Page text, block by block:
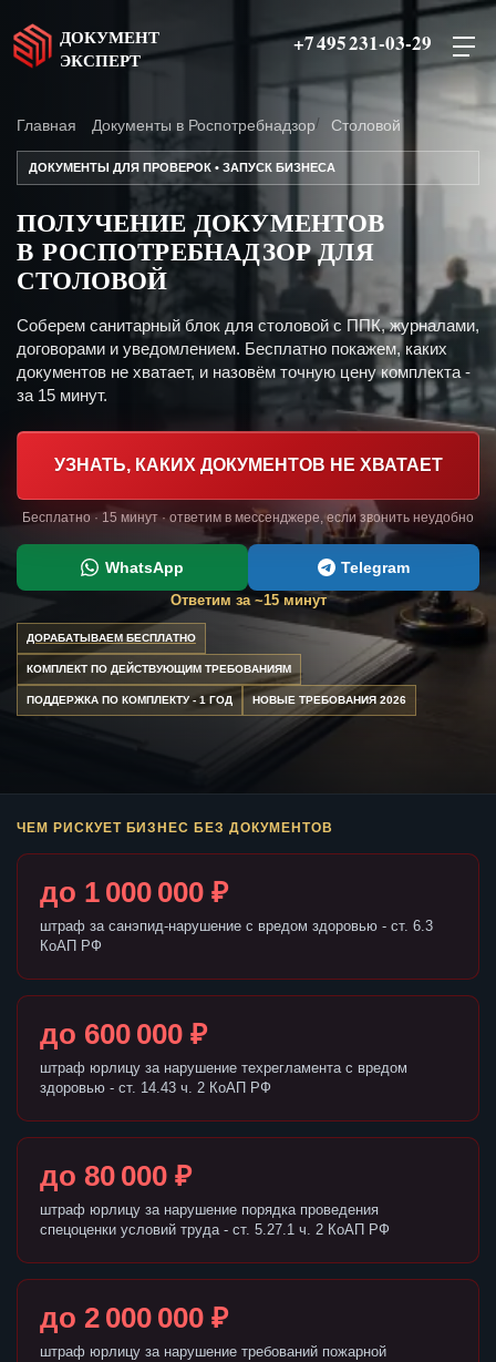
ДОКУМЕНТ
ЭКСПЕРТ
+7 495 231-03-29
Главная Документы в Роспотребнадзор Столовой
ДОКУМЕНТЫ ДЛЯ ПРОВЕРОК • ЗАПУСК БИЗНЕСА
ПОЛУЧЕНИЕ ДОКУМЕНТОВ
В РОСПОТРЕБНАДЗОР ДЛЯ
СТОЛОВОЙ
Соберем санитарный блок для столовой с ППК, журналами,
договорами и уведомлением. Бесплатно покажем, каких
документов не хватает, и назовём точную цену комплекта -
за 15 минут.
УЗНАТЬ, КАКИХ ДОКУМЕНТОВ НЕ ХВАТАЕТ
Бесплатно · 15 минут · ответим в мессенджере, если звонить неудобно
WhatsApp Telegram
Ответим за ~15 минут
ДОРАБАТЫВАЕМ БЕСПЛАТНО
КОМПЛЕКТ ПО ДЕЙСТВУЮЩИМ ТРЕБОВАНИЯМ
ПОДДЕРЖКА ПО КОМПЛЕКТУ - 1 ГОД НОВЫЕ ТРЕБОВАНИЯ 2026
ЧЕМ РИСКУЕТ БИЗНЕС БЕЗ ДОКУМЕНТОВ
до 1 000 000 ₽
штраф за санэпид-нарушение с вредом здоровью - ст. 6.3
КоАП РФ
до 600 000 ₽
штраф юрлицу за нарушение техрегламента с вредом
здоровью - ст. 14.43 ч. 2 КоАП РФ
до 80 000 ₽
штраф юрлицу за нарушение порядка проведения
спецоценки условий труда - ст. 5.27.1 ч. 2 КоАП РФ
до 2 000 000 ₽
штраф юрлицу за нарушение требований пожарной